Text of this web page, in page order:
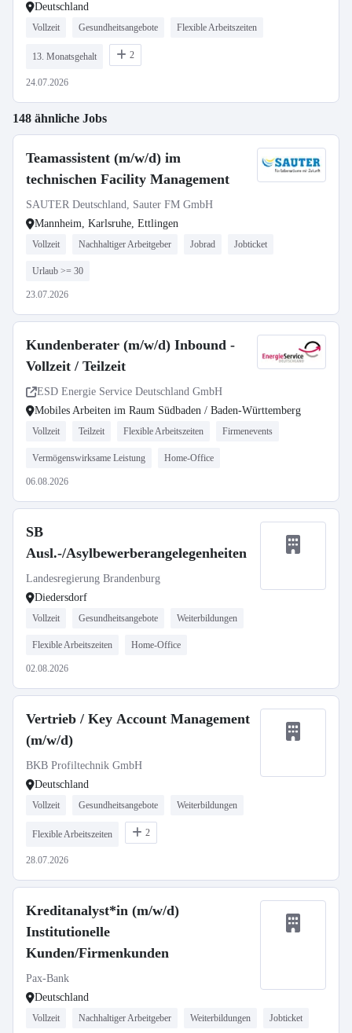
Deutschland
Vollzeit Gesundheitsangebote Flexible Arbeitszeiten
13. Monatsgehalt 2
24.07.2026
148 ähnliche Jobs
Teamassistent (m/w/d) im
technischen Facility Management
SAUTER Deutschland, Sauter FM GmbH
Mannheim, Karlsruhe, Ettlingen
Vollzeit Nachhaltiger Arbeitgeber Jobrad Jobticket
Urlaub >= 30
23.07.2026
Kundenberater (m/w/d) Inbound -
Vollzeit / Teilzeit
ESD Energie Service Deutschland GmbH
Mobiles Arbeiten im Raum Südbaden / Baden-Württemberg
Vollzeit Teilzeit Flexible Arbeitszeiten Firmenevents
Vermögenswirksame Leistung Home-Office
06.08.2026
SB
Ausl.-/Asylbewerberangelegenheiten
Landesregierung Brandenburg
Diedersdorf
Vollzeit Gesundheitsangebote Weiterbildungen
Flexible Arbeitszeiten Home-Office
02.08.2026
Vertrieb / Key Account Management
(m/w/d)
BKB Profiltechnik GmbH
Deutschland
Vollzeit Gesundheitsangebote Weiterbildungen
Flexible Arbeitszeiten 2
28.07.2026
Kreditanalyst*in (m/w/d)
Institutionelle
Kunden/Firmenkunden
Pax-Bank
Deutschland
Vollzeit Nachhaltiger Arbeitgeber Weiterbildungen Jobticket